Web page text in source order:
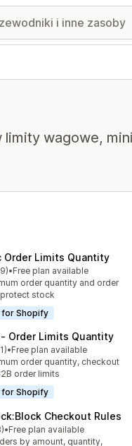
wagowe,
Order Limits Quantity
recenzji: 149
•Free plan available
order quantity and order
stock
for Shopify
Order Limits Quantity
recenzji: 131
•Free plan available
order quantity, checkout
order limits
for Shopify
Checkout Rules
recenzji: 78
•Free plan available
by amount, quantity,